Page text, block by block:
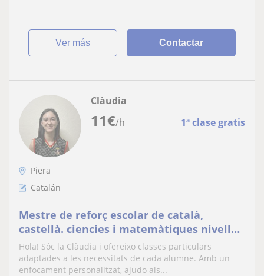
ver más Contactar
11€/h 1ª clase gratis
Clàudia
Piera
Catalán
Mestre de reforç escolar de català,
castellà. ciencies i matemàtiques nivell
primària a Piera o voltants
Hola! Sóc la Clàudia i ofereixo classes particulars
adaptades a les necessitats de cada alumne. Amb un
enfocament personalitzat, ajudo als...